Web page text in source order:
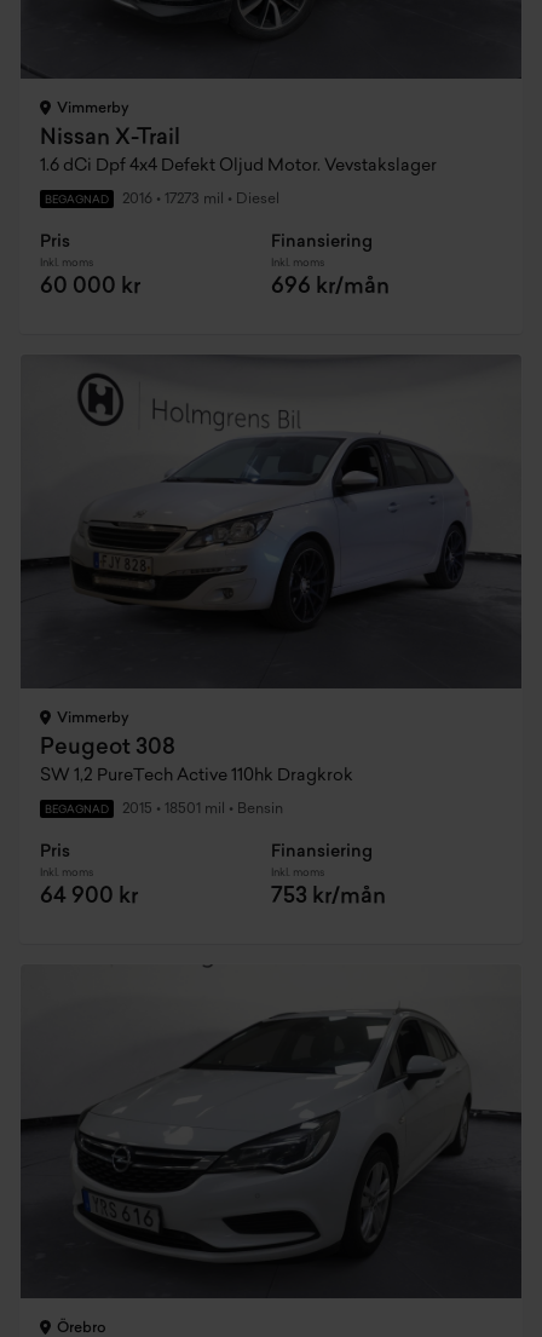
Vimmerby
Nissan X-Trail
1.6 dCi Dpf 4x4 Defekt Oljud Motor. Vevstakslager
BEGAGNAD 2016 • 17273 mil • Diesel
Pris
Inkl. moms
60 000 kr
Finansiering
Inkl. moms
696 kr/mån
Vimmerby
Peugeot 308
SW 1,2 PureTech Active 110hk Dragkrok
BEGAGNAD 2015 • 18501 mil • Bensin
Pris
Inkl. moms
64 900 kr
Finansiering
Inkl. moms
753 kr/mån
Örebro